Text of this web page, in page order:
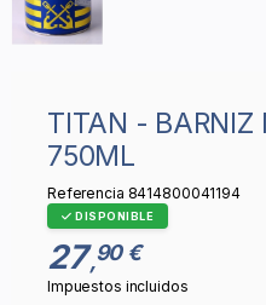
TITAN - BARNIZ MARINO YATE
750ML
Referencia 8414800041194
DISPONIBLE
27 ,90 €
Impuestos incluidos